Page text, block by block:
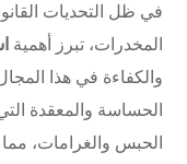
في ظل التحديات
المخدرات، تبرز أهمية
والكفاءة في هذا
الحساسة والمعقدة
الحبس والغرامات،